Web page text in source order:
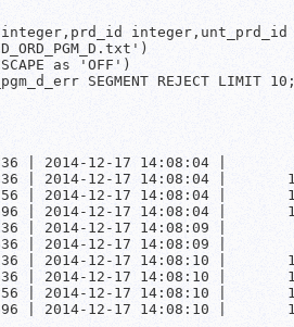
as 'OFF')
SEGMENT REJECT LIMIT 10;
| 2014-12-17 14:08:04 |
| 2014-12-17 14:08:04 |
| 2014-12-17 14:08:04 |
| 2014-12-17 14:08:04 |
| 2014-12-17 14:08:09 |
| 2014-12-17 14:08:09 |
| 2014-12-17 14:08:10 |
| 2014-12-17 14:08:10 |
| 2014-12-17 14:08:10 |
| 2014-12-17 14:08:10 |